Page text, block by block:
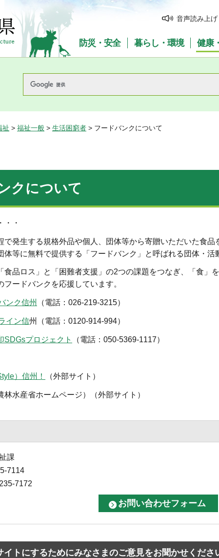
長野県Nagano Prefecture
音声読み上げ
防災・安全 暮らし・環境 健康
祉 > 福祉一般 > 生活困窮者 > フードバンクについて
クについて
・
発生する規格外品や個人、団体等から寄贈いただいた食品
体等に無料で提供する「フードバンク」と呼ばれる団体・活
品ロス」と「困難者支援」の2つの課題をつなぎ、「食」
フードバンクを応援しています。
ンク信州 （電話：026-219-3215）
イン信州（電話：0120-914-994）
SDGsプロジェクト （電話：050-5369-1117）
）信州！ （外部サイト）
林水産省ホームページ）（外部サイト）
課
7114
7172
イトにするためにみなさまのご意見をお聞かせくださ